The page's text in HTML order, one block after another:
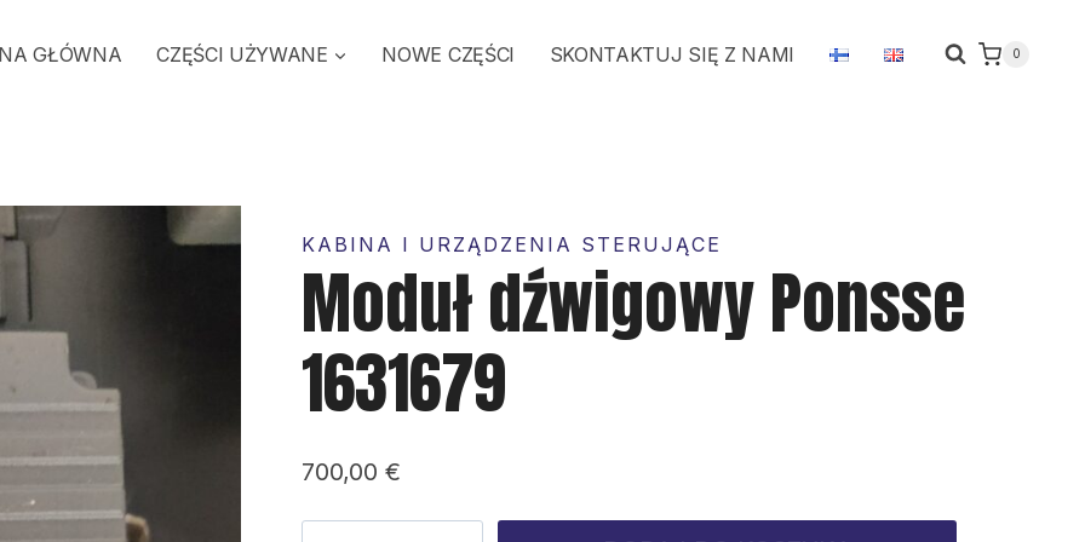
GŁÓWNA CZĘŚCI UŻYWANE NOWE CZĘŚCI SKONTAKTUJ SIĘ Z NAMI 0
KABINA I URZĄDZENIA STERUJĄCE
Moduł dźwigowy Ponsse
1631679
700,00€